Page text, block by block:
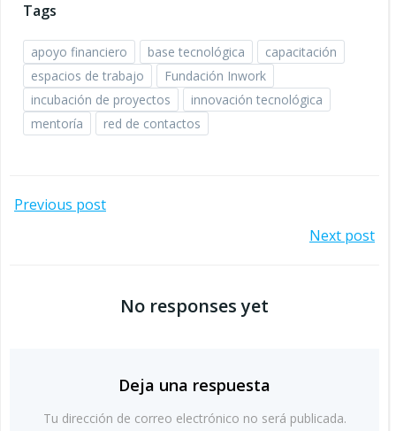
Tags
apoyo financiero base tecnológica
capacitación
espacios de trabajo
Fundación Inwork
incubación de proyectos
innovación tecnológica
mentoría
red de contactos
Navegación
Previous post
entradas
Next post
No responses yet
Deja una respuesta
Tu dirección de correo electrónico no será publicada.